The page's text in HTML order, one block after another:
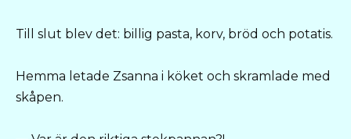
Till slut blev det: billig pasta, korv, bröd och potatis.
Hemma letade Zsanna i köket och skramlade med
skåpen.